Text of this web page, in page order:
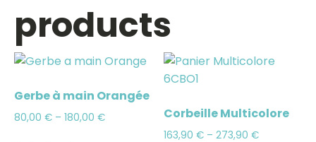
products
Gerbe à main Orangée
80,00 € – 180,00 € Corbeille Multicolore
163,90€ –273,90€